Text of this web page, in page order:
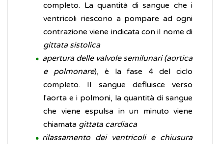
completo. La quantità di sangue che i
ventricoli riescono a pompare ad ogni
contrazione viene indicata con il nome di
gittata sistolica
apertura delle valvole semilunari (aortica
e polmonare), è la fase 4 del ciclo
completo. Il sangue defluisce verso
l'aorta e i polmoni, la quantità di sangue
che viene espulsa in un minuto viene
chiamata gittata cardiaca
rilassamento dei ventricoli e chiusura